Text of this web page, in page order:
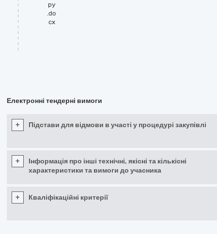
ру
.do
cx
Електронні тендерні вимоги
+ Підстави для відмови в участі у процедурі закупівлі
+
Інформація про інші технічні, якісні та кількісні
характеристики та вимоги до учасника
+ Кваліфікаційні критерії